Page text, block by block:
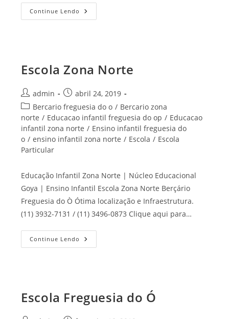
Continue Lendo Educação
Básica
Escola Zona Norte
Autor
do
post:
admin
Post
publicado:
abril 24, 2019
Categoria
do
post:
Bercario freguesia do o / Bercario zona
norte / Educacao infantil freguesia do op / Educacao
infantil zona norte / Ensino infantil freguesia do
o / ensino infantil zona norte / Escola / Escola
Particular
Educação Infantil Zona Norte | Núcleo Educacional
Goya | Ensino Infantil Escola Zona Norte Berçário
Freguesia do Ò Ótima localização e Infraestrutura.
(11) 3932-7131 / (11) 3496-0873 Clique aqui para…
Continue Lendo Escola
Zona
Escola Freguesia do Ó